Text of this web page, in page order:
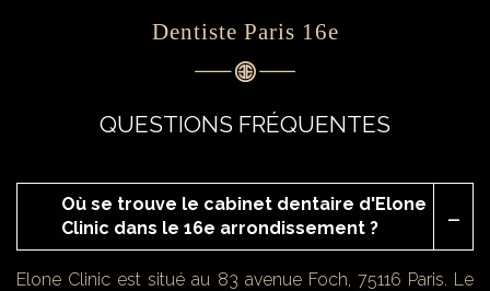
Dentiste Paris 16e
QUESTIONS FRÉQUENTES
Où se trouve le cabinet dentaire d'Elone
Clinic dans le 16e arrondissement ?
Elone Clinic est situé au 83 avenue Foch, 75116 Paris. Le